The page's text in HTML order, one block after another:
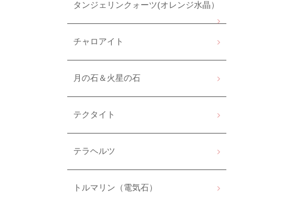
タンジェリンクォーツ(オレンジ水晶）
チャロアイト
月の石＆火星の石
テクタイト
テラヘルツ
トルマリン（電気石）